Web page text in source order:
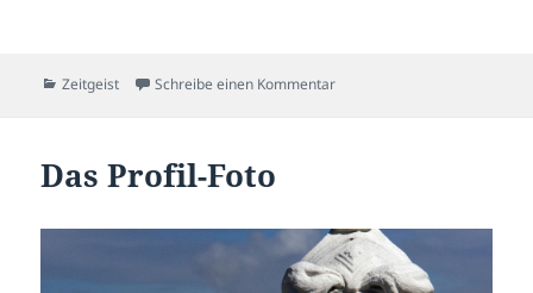
Kategorien
Zeitgeist Schreibe einen Kommentarzu Drei Fakten, eine
Das Profil-Foto